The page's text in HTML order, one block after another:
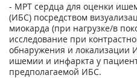
- MРТ сердца для оценки
(ИБС) посредством
миокарда (при нагрузке/в
исследование при
обнаружения и локализации
ишемии и инфаркта у
предполагаемой ИБС.